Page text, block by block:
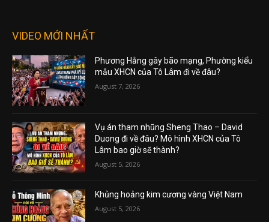
VIDEO MỚI NHẤT
Phương Hằng gây bão mạng, Phường kiểu
mẫu XHCN của Tô Lâm đi về đâu?
August 7, 2026
Vụ án tham nhũng Sheng Thao – David
Duong đi về đâu? Mô hình XHCN của Tô
Lâm bao giờ sẽ thành?
August 5, 2026
Khủng hoảng kim cương vàng Việt Nam
August 5, 2026